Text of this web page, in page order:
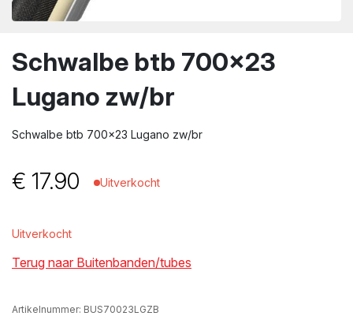
Schwalbe btb 700×23
Lugano zw/br
Schwalbe btb 700×23 Lugano zw/br
€ 17.90 Uitverkocht
Uitverkocht
Terug naar Buitenbanden/tubes
Artikelnummer: BUS70023LGZB